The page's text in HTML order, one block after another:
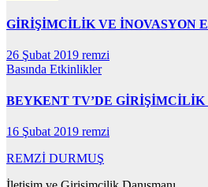
GİRİŞİMCİLİK VE İNOVASYON
26 Şubat 2019 remzi
Basında Etkinlikler
BEYKENT TV’DE GİRİŞİMCİLİK
16 Şubat 2019 remzi
REMZİ DURMUŞ